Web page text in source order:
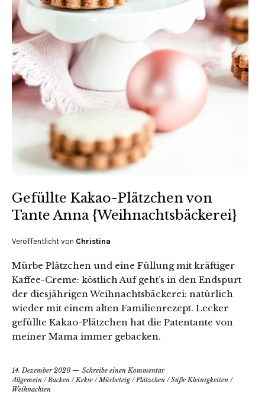
Gefüllte Kakao-Plätzchen von
Tante Anna {Weihnachtsbäckerei}
Veröffentlicht von Christina
Mürbe Plätzchen und eine Füllung mit kräftiger
Kaffee-Creme: köstlich Auf geht’s in den Endspurt
der diesjährigen Weihnachtsbäckerei: natürlich
wieder mit einem alten Familienrezept. Lecker
gefüllte Kakao-Plätzchen hat die Patentante von
meiner Mama immer gebacken.
14. Dezember 2020
Schreibe einen Kommentar
Allgemein /Backen /Kekse /Mürbeteig/Plätzchen /Süße Kleinigkeiten /
Weihnachten